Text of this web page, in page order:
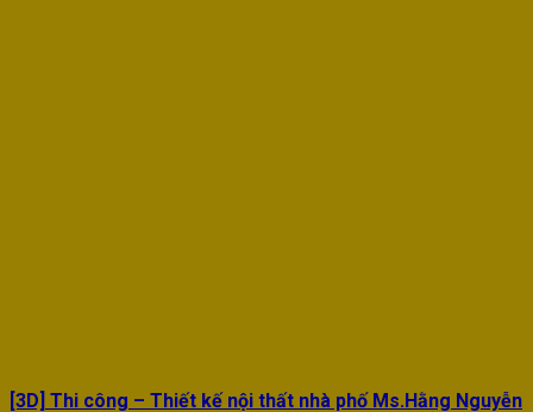
[3D] Thi công – Thiết kế nội thất nhà phố Ms.Hằng Nguyễn